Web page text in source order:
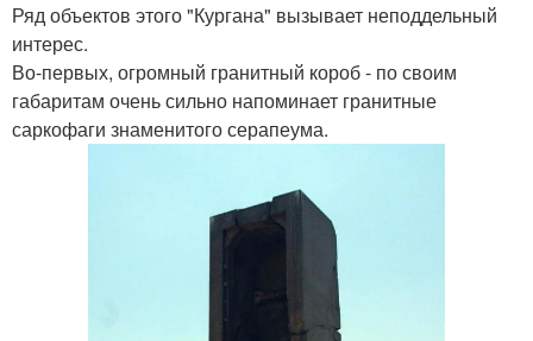
Ряд объектов этого "Кургана" вызывает неподдельный
интерес.
Во-первых, огромный гранитный короб - по своим
габаритам очень сильно напоминает гранитные
саркофаги знаменитого серапеума.